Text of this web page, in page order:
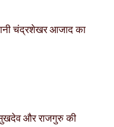
चंद्रशेखर आजाद का
और राजगुरु की